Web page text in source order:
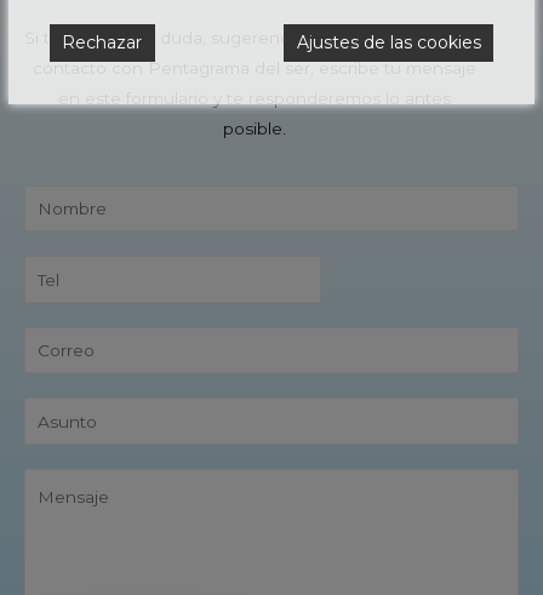
Si tienes alguna duda, sugerencia o quieres ponerte en
contacto con Pentagrama del ser, escribe tu mensaje
posible.
Rechazar Ajustes de las cookies